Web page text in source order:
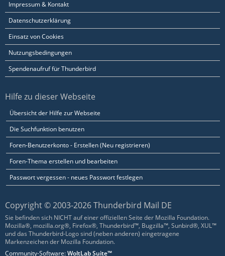
Impressum & Kontakt
Datenschutzerklärung
Einsatz von Cookies
Nutzungsbedingungen
Spendenaufruf für Thunderbird
Hilfe zu dieser Webseite
Übersicht der Hilfe zur Webseite
Die Suchfunktion benutzen
Foren-Benutzerkonto - Erstellen (Neu registrieren)
Foren-Thema erstellen und bearbeiten
Passwort vergessen - neues Passwort festlegen
Copyright © 2003-2026 Thunderbird Mail DE
Sie befinden sich NICHT auf einer offiziellen Seite der Mozilla Foundation.
Mozilla®, mozilla.org®, Firefox®, Thunderbird™, Bugzilla™, Sunbird®, XUL™
und das Thunderbird-Logo sind (neben anderen) eingetragene
Markenzeichen der Mozilla Foundation.
Community-Software:WoltLab Suite™